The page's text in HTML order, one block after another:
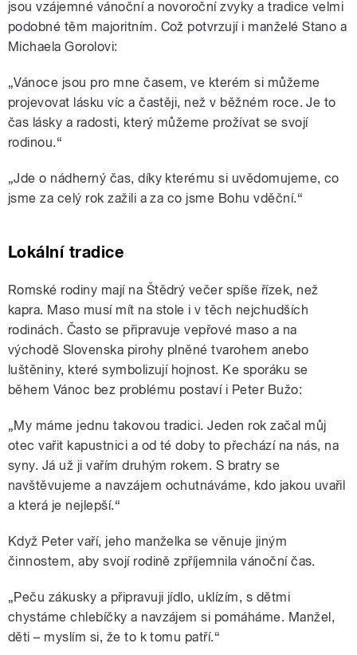
jsou vzájemné vánoční a novoroční zvyky a tradice velmi
podobné těm majoritním. Což potvrzují i manželé Stano a
Michaela Gorolovi:
„Vánoce jsou pro mne časem, ve kterém si můžeme
projevovat lásku víc a častěji, než v běžném roce. Je to
čas lásky a radosti, který můžeme prožívat se svojí
rodinou.“
„Jde o nádherný čas, díky kterému si uvědomujeme, co
jsme za celý rok zažili a za co jsme Bohu vděční.“
Lokální tradice
Romské rodiny mají na Štědrý večer spíše řízek, než
kapra. Maso musí mít na stole i v těch nejchudších
rodinách. Často se připravuje vepřové maso a na
východě Slovenska pirohy plněné tvarohem anebo
luštěniny, které symbolizují hojnost. Ke sporáku se
během Vánoc bez problému postaví i Peter Bužo:
„My máme jednu takovou tradici. Jeden rok začal můj
otec vařit kapustnici a od té doby to přechází na nás, na
syny. Já už ji vařím druhým rokem. S bratry se
navštěvujeme a navzájem ochutnáváme, kdo jakou uvařil
a která je nejlepší.“
Když Peter vaří, jeho manželka se věnuje jiným
činnostem, aby svojí rodině zpříjemnila vánoční čas.
„Peču zákusky a připravuji jídlo, uklízím, s dětmi
chystáme chlebíčky a navzájem si pomáháme. Manžel,
děti – myslím si, že to k tomu patří.“